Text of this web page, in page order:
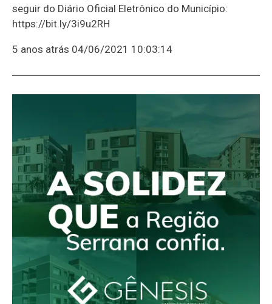
seguir do Diário Oficial Eletrônico do Município:
https://bit.ly/3i9u2RH
5 anos atrás 04/06/2021 10:03:14